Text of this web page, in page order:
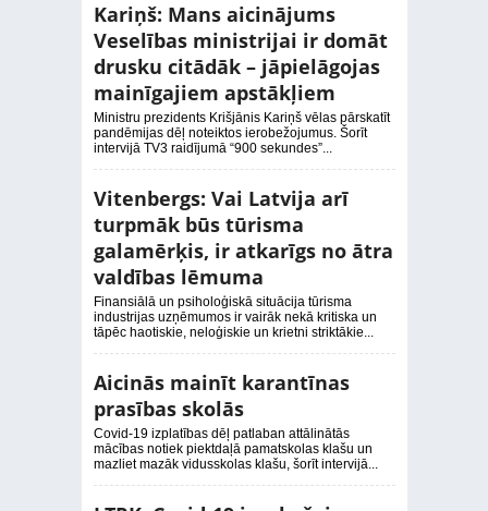
Kariņš: Mans aicinājums
Veselības ministrijai ir domāt
drusku citādāk – jāpielāgojas
mainīgajiem apstākļiem
Ministru prezidents Krišjānis Kariņš vēlas pārskatīt
pandēmijas dēļ noteiktos ierobežojumus. Šorīt
intervijā TV3 raidījumā “900 sekundes”...
Vitenbergs: Vai Latvija arī
turpmāk būs tūrisma
galamērķis, ir atkarīgs no ātra
valdības lēmuma
Finansiālā un psiholoģiskā situācija tūrisma
industrijas uzņēmumos ir vairāk nekā kritiska un
tāpēc haotiskie, neloģiskie un krietni striktākie...
Aicinās mainīt karantīnas
prasības skolās
Covid-19 izplatības dēļ patlaban attālinātās
mācības notiek piektdaļā pamatskolas klašu un
mazliet mazāk vidusskolas klašu, šorīt intervijā...